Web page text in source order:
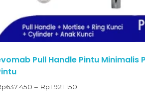
Pull Handle Pintu Minimalis
637.450 – Rp1.921.150